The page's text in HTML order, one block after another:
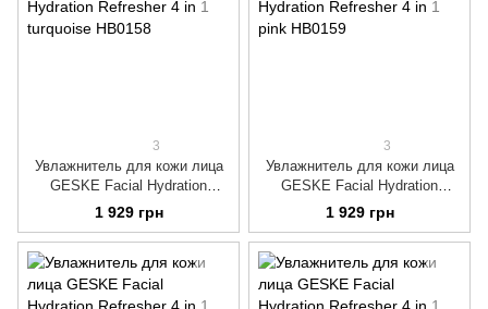
3
Увлажнитель для кожи лица
GESKE Facial Hydration
Refresher 4 in 1 turquoise
1 929 грн
3
Увлажнитель для кожи лица
GESKE Facial Hydration
Refresher 4 in 1 pink
1 929 грн